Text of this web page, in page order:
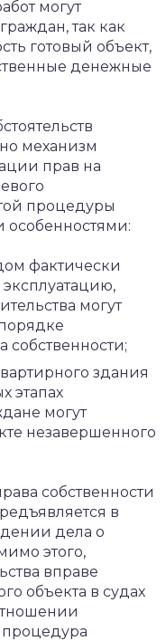
могут
так как
готовый объект,
денежные
механизм
прав на
процедуры
особенностями:
фактически
могут
здания
этапах
могут
незавершенного
собственности
в
дела о
этого,
вправе
объекта в судах